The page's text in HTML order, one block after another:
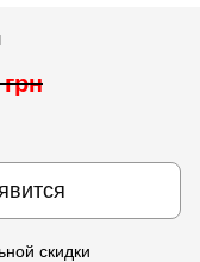
скидки